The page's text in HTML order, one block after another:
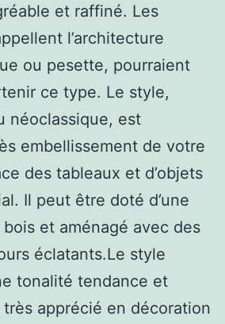
et raffiné. Les
l’architecture
ou pesette, pourraient
ce type. Le style,
néoclassique, est
embellissement de votre
des tableaux et d’objets
Il peut être doté d’une
et aménagé avec des
éclatants.Le style
tonalité tendance et
apprécié en décoration